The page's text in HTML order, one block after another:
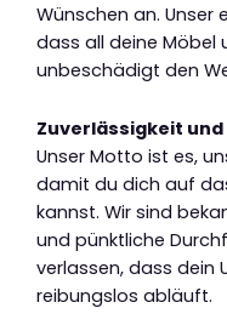
Wünschen an. Unser
dass all deine Möbel
unbeschädigt den
Zuverlässigkeit
Unser Motto ist es,
damit du dich auf
kannst. Wir sind
und pünktliche
verlassen, dass dein
reibungslos abläuft.